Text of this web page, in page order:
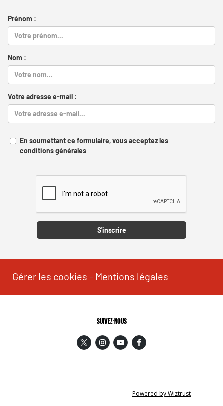
Prénom :
Nom :
Votre adresse e-mail :
En soumettant ce formulaire, vous acceptez les
conditions générales
S'inscrire
Gérer les cookies - Mentions légales
SUIVEZ-NOUS
Powered by Wiztrust